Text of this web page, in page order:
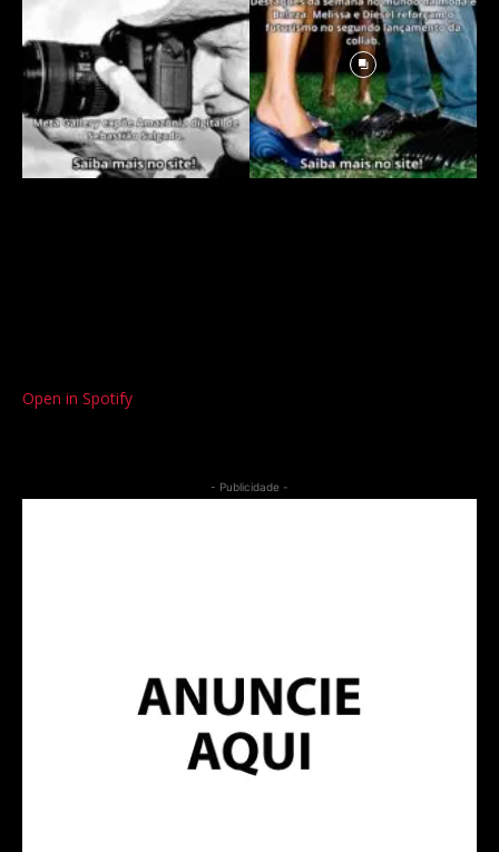
Open in Spotify
- Publicidade -